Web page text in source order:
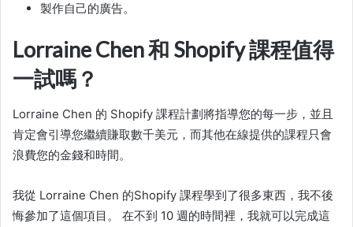
製作自己的廣告。
Lorraine Chen 和 Shopify 課程值得
一試嗎？
Lorraine Chen 的 Shopify 課程計劃將指導您的每一步，並且
肯定會引導您繼續賺取數千美元，而其他在線提供的課程只會
浪費您的金錢和時間。
我從 Lorraine Chen 的Shopify 課程學到了很多東西，我不後
悔參加了這個項目。 在不到 10 週的時間裡，我就可以完成這